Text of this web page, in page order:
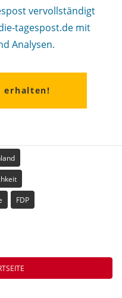
vervollständigt
tagespost.de mit
Analysen.
erhalten!
FDP